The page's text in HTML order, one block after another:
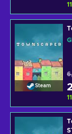
11
Steam
11